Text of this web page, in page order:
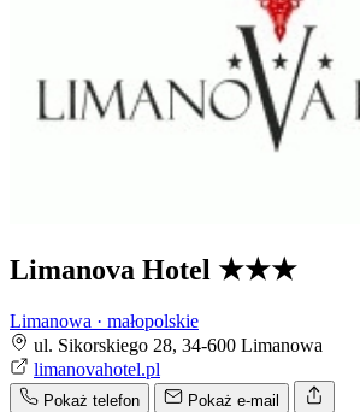
Limanova Hotel ★★★
Limanowa · małopolskie
ul. Sikorskiego 28, 34-600 Limanowa
limanovahotel.pl
Pokaż telefon Pokaż e-mail